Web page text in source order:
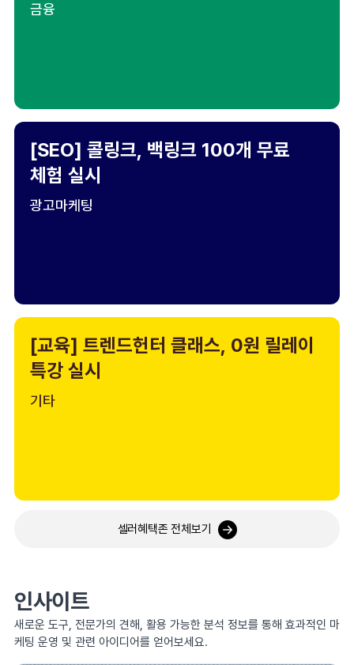
금융
[SEO] 콜링크, 백링크 100개 무료
체험 실시
광고마케팅
[교육] 트렌드헌터 클래스, 0원 릴레이
특강 실시
기타
셀러혜택존 전체보기
인사이트
새로운 도구, 전문가의 견해, 활용 가능한 분석 정보를 통해 효과적인 마
케팅 운영 및 관련 아이디어를 얻어보세요.